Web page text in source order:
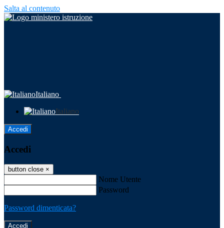
Salta al contenuto
Italiano
Italiano
Accedi
Accedi
button close ×
Nome Utente
Password
Password dimenticata?